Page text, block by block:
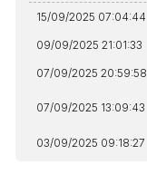
15/09/2025 07:04:44
09/09/2025 21:01:33
07/09/2025 20:59:58
07/09/2025 13:09:43
03/09/2025 09:18:27